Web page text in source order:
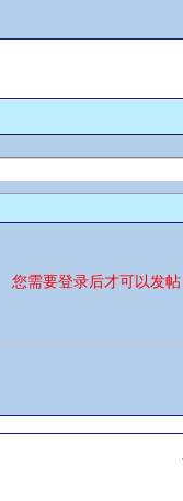
您需要登录后才可以发